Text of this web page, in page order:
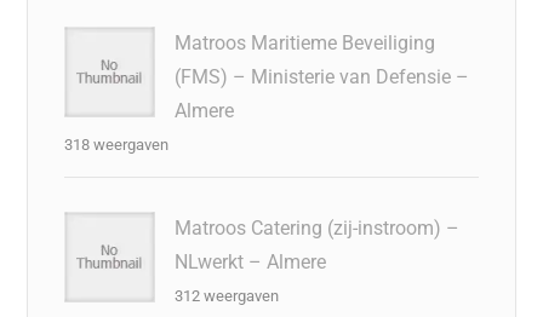
Matroos Maritieme Beveiliging
(FMS) – Ministerie van Defensie –
Almere
318 weergaven
Matroos Catering (zij-instroom) –
NLwerkt – Almere
312 weergaven